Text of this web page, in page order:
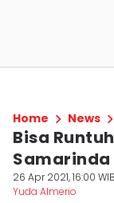
Home News
Bisa
26 Apr 2021, 16:00 WIB
Yuda Almerio